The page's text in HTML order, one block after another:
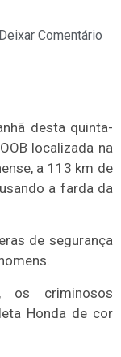
Deixar Comentário
desta quinta-
localizada na
a 113 km de
a farda da
de segurança
os criminosos
Honda de cor